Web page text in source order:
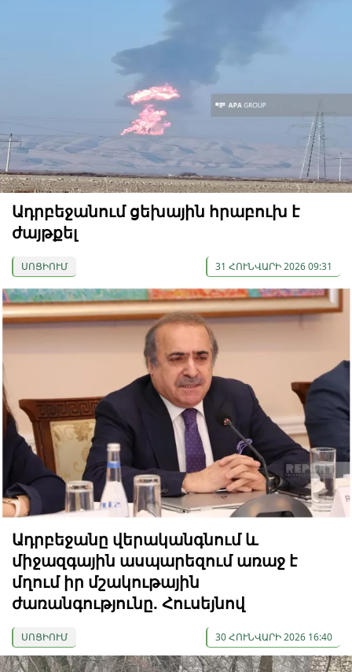
Ադրբեջանում ցեխային հրաբուխ է
ժայթքել
ՍՈՑԻՈՒՄ 31 ՀՈՒՆՎԱՐԻ 2026 09:31
Ադրբեջանը վերականգնում և
միջազգային ասպարեզում առաջ է
մղում իր մշակութային
ժառանգությունը. Հուսեյնով
ՍՈՑԻՈՒՄ 30 ՀՈՒՆՎԱՐԻ 2026 16:40